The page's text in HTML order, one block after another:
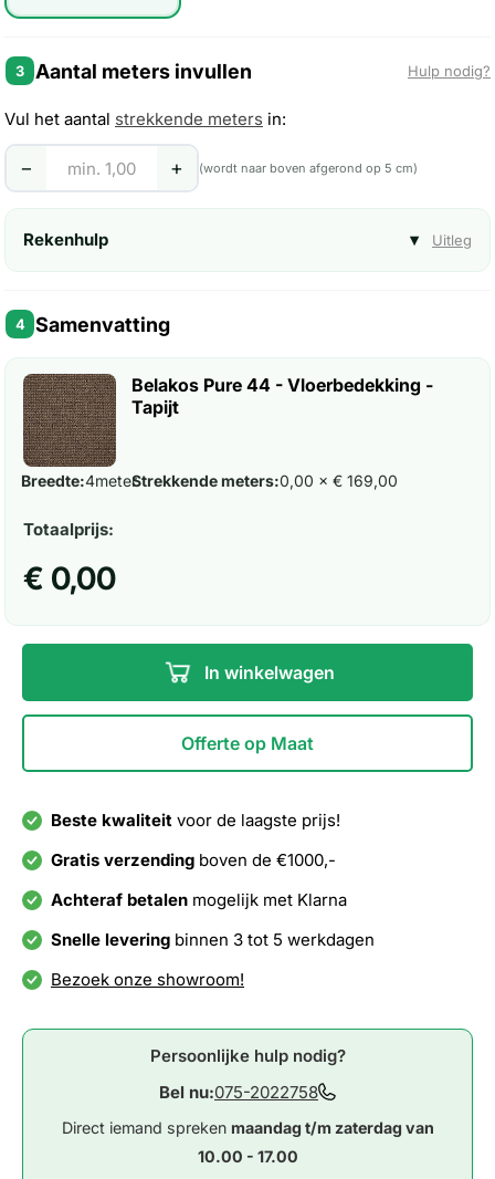
3 Aantal meters invullen Hulp nodig?
Vul het aantal strekkende meters in:
− + (wordt naar boven afgerond op 5 cm)
Rekenhulp Uitleg
▾
4 Samenvatting
Belakos Pure 44 - Vloerbedekking -
Tapijt
Breedte:4meterStrekkende meters:0,00 × € 169,00
Totaalprijs:
€ 0,00
In winkelwagen
Offerte op Maat
Beste kwaliteit voor de laagste prijs!
Gratis verzending boven de €1000,-
Achteraf betalen mogelijk met Klarna
Snelle levering binnen 3 tot 5 werkdagen
Bezoek onze showroom!
Persoonlijke hulp nodig?
Bel nu:075-2022758
Direct iemand spreken maandag t/m zaterdag van
10.00 - 17.00